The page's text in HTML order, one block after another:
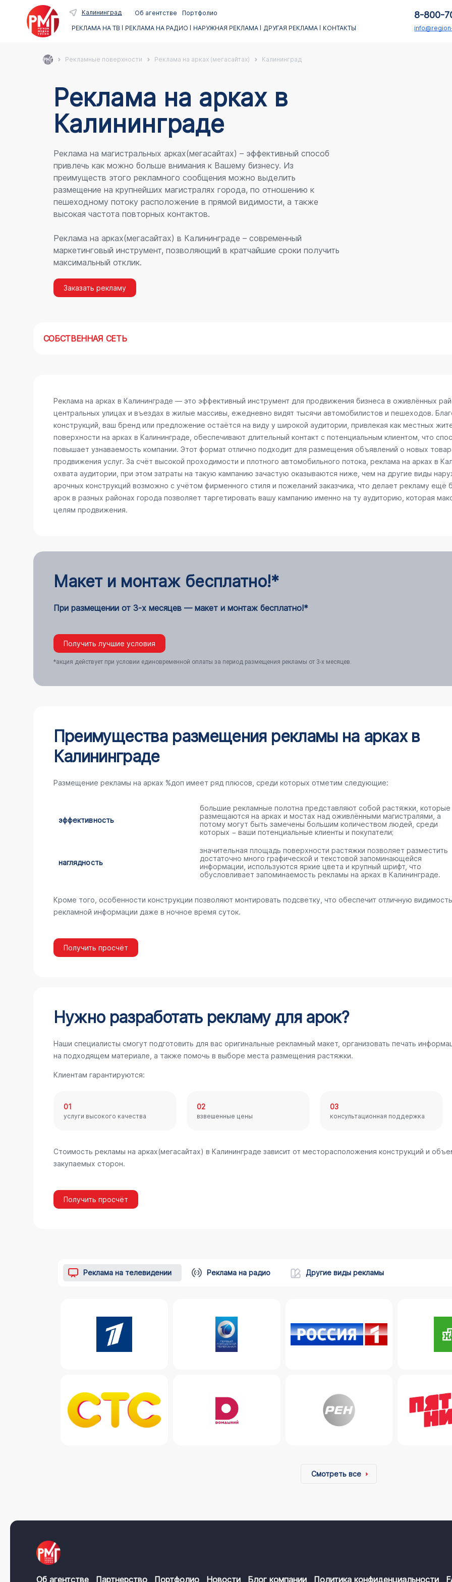
Калининград Об агентстве
Портфолио
РЕКЛАМА НА ТВ
РЕКЛАМА НА РАДИО НАРУЖНАЯ РЕКЛАМА ДРУГАЯ РЕКЛАМА КОНТАКТЫ
8-800-
Рекламные поверхности Реклама на арках (мегасайтах) Калининград
Реклама на аркаx в
Калининграде
Реклама на магистральных арках(мегасайтах) – эффективный способ
привлечь как можно больше внимания к Вашему бизнесу. Из
преимуществ этого рекламного сообщения можно выделить
размещение на крупнейших магистралях города, по отношению к
пешеходному потоку расположение в прямой видимости, а также
высокая частота повторных контактов.
Реклама на арках(мегасайтах) в Калининграде – современный
маркетинговый инструмент, позволяющий в кратчайшие сроки получить
максимальный отклик.
Заказать рекламу
СОБСТВЕННАЯ СЕТЬ
Реклама на арках в Калининграде — это эффективный инструмент для продвижения бизнеса в оживлённых
центральных улицах и въездах в жилые массивы, ежедневно видят тысячи автомобилистов и пешеходов.
конструкций, ваш бренд или предложение остаётся на виду у широкой аудитории, привлекая как местных
поверхности на арках в Калининграде, обеспечивают длительный контакт с потенциальным клиентом, что
повышает узнаваемость компании. Этот формат отлично подходит для размещения объявлений о новых
продвижения услуг. За счёт высокой проходимости и плотного автомобильного потока, реклама на арках в
охвата аудитории, при этом затраты на такую кампанию зачастую оказываются ниже, чем на другие виды
арочных конструкций возможно с учётом фирменного стиля и пожеланий заказчика, что делает рекламу
арок в разных районах города позволяет таргетировать вашу кампанию именно на ту аудиторию, которая
целям продвижения.
Макет и монтаж бесплатно!*
При размещении от 3-х месяцев — макет и монтаж бесплатно!*
Получить лучшие условия
*акция действует при условии единовременной оплаты за период размещения рекламы от 3-х месяцев.
Преимущества размещения рекламы на арках в
Калининграде
Размещение рекламы на арках %доп имеет ряд плюсов, среди которых отметим следующие:
эффективность
большие рекламные полотна представляют собой растяжки, которые
размещаются на арках и мостах над оживлёнными магистралями, а
потому могут быть замечены большим количеством людей, среди
которых − ваши потенциальные клиенты и покупатели;
наглядность
значительная площадь поверхности растяжки позволяет разместить
достаточно много графической и текстовой запоминающейся
информации, используются яркие цвета и крупный шрифт, что
обусловливает запоминаемость рекламы на арках в Калининграде.
Кроме того, особенности конструкции позволяют монтировать подсветку, что обеспечит отличную видимость
рекламной информации даже в ночное время суток.
Получить просчёт
Нужно разработать рекламу для арок?
Наши специалисты смогут подготовить для вас оригинальные рекламный макет, организовать печать
на подходящем материале, а также помочь в выборе места размещения растяжки.
Клиентам гарантируются:
01
услуги высокого качества
02
взвешенные цены
03
консультационная поддержка
Стоимость рекламы на арках(мегасайтах) в Калининграде зависит от месторасположения конструкций и
закупаемых сторон.
Получить просчёт
Реклама на телевидении Реклама на радио Другие виды рекламы
Смотреть все
Об агентстве Партнерство Портфолио Новости Блог компании Политика конфиденциальности